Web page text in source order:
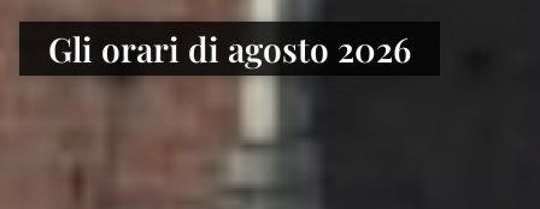
Gli orari di agosto 2026